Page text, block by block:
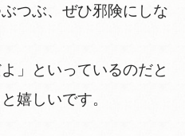
つぶ、ぜひ邪険にしな
」といっているのだと
嬉しいです。